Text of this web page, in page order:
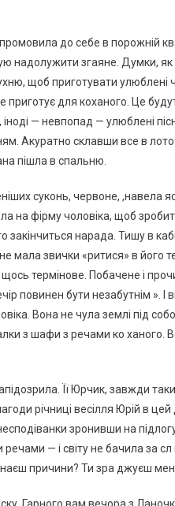
до себе в порожній
надолужити згаяне. Думки, як
щоб приготувати улюблені
для коханого. Це
— невпопад — улюблені
Акуратно склавши все в
пішла в спальню.
суконь, червоне, ,навела
на фірму чоловіка, щоб
закінчиться нарада. Тишу в
мала звички «ритися» в його
термінове. Побачене і
повинен бути незабутнім ». І
Вона не чула землі під
з шафи з речами ко ханого.
Її Юрчик, завжди
річниці весілля Юрій в
несподіванки зронивши на
— і світу не бачила за
причини? Ти зра джуєш